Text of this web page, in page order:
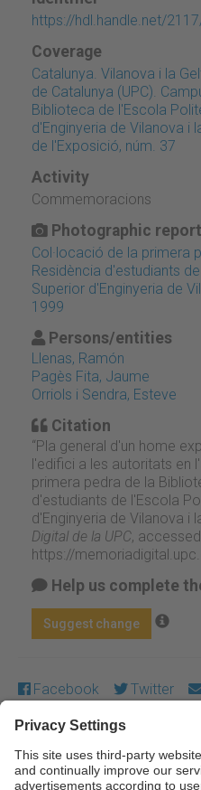
https://hdl.handle.net/
Coverage
Catalunya. Vilanova i la
de Catalunya (UPC).
Biblioteca de l'Escola
d'Enginyeria de Vilanova i
de l'Exposició, núm. 37
Activity
Commemoracions
Photographic report
Col·locació de la primera
Residència d'estudiants
Superior d'Enginyeria de
1999
Persons/entities
Llenas, Ramón
Pagès Fita, Jaume
Orriols i Sendra, Esteve
Citation
“Pla general d'un home
l'edifici a les autoritats en
primera pedra de la
d'estudiants de l'Escola
d'Enginyeria de Vilanova i
Digital de la UPC,
https://
Help us complete
Suggest change
Facebook Twitter
Except where otherwise